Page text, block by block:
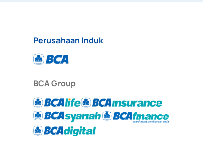
Perusahaan Induk
BCA Group